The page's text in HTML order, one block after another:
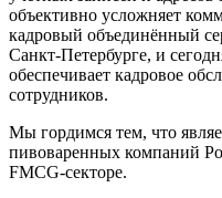
объективно усложняет
кадровый объединённый
Санкт-Петербурге, и
обеспечивает кадровое
сотрудников.
Мы гордимся тем, что
пивоваренных компаний
FMCG-секторе.